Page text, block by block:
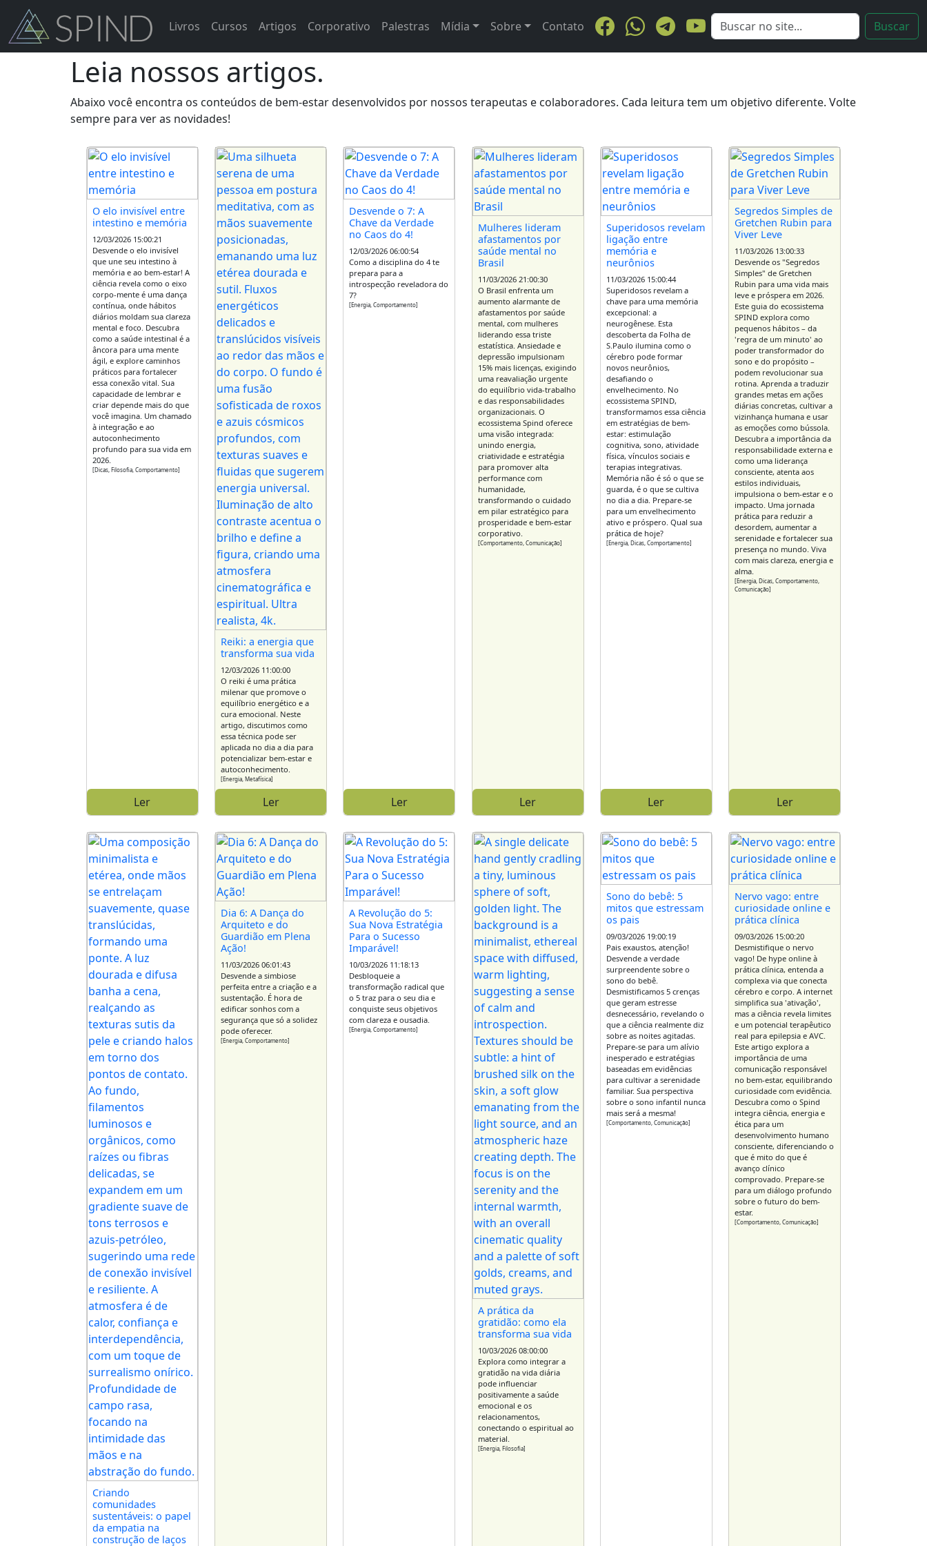
Livros Cursos Artigos Corporativo Palestras Mídia Sobre Contato
Leia nossos artigos.
Abaixo você encontra os conteúdos de bem-estar desenvolvidos por nossos terapeutas e colaboradores. Cada leitura tem um objetivo diferente. Volte
sempre para ver as novidades!
O elo invisível entre
intestino e memória
12/03/2026 15:00:21
Desvende o elo invisível
que une seu intestino à
memória e ao bem-estar! A
ciência revela como o eixo
corpo-mente é uma dança
contínua, onde hábitos
diários moldam sua clareza
mental e foco. Descubra
como a saúde intestinal é a
âncora para uma mente
ágil, e explore caminhos
práticos para fortalecer
essa conexão vital. Sua
capacidade de lembrar e
criar depende mais do que
você imagina. Um chamado
à integração e ao
autoconhecimento
profundo para sua vida em
2026.
[Dicas, Filosofia, Comportamento]
Ler
Reiki: a energia que
transforma sua vida
12/03/2026 11:00:00
O reiki é uma prática
milenar que promove o
equilíbrio energético e a
cura emocional. Neste
artigo, discutimos como
essa técnica pode ser
aplicada no dia a dia para
potencializar bem-estar e
autoconhecimento.
[Energia, Metafísica]
Ler
Desvende o 7: A
Chave da Verdade
no Caos do 4!
12/03/2026 06:00:54
Como a disciplina do 4 te
prepara para a
introspecção reveladora do
7?
[Energia, Comportamento]
Ler
Mulheres lideram
afastamentos por
saúde mental no
Brasil
11/03/2026 21:00:30
O Brasil enfrenta um
aumento alarmante de
afastamentos por saúde
mental, com mulheres
liderando essa triste
estatística. Ansiedade e
depressão impulsionam
15% mais licenças, exigindo
uma reavaliação urgente
do equilíbrio vida-trabalho
e das responsabilidades
organizacionais. O
ecossistema Spind oferece
uma visão integrada:
unindo energia,
criatividade e estratégia
para promover alta
performance com
humanidade,
transformando o cuidado
em pilar estratégico para
prosperidade e bem-estar
corporativo.
[Comportamento, Comunicação]
Ler
Superidosos revelam
ligação entre
memória e
neurônios
11/03/2026 15:00:44
Superidosos revelam a
chave para uma memória
excepcional: a
neurogênese. Esta
descoberta da Folha de
S.Paulo ilumina como o
cérebro pode formar
novos neurônios,
desafiando o
envelhecimento. No
ecossistema SPIND,
transformamos essa ciência
em estratégias de bem-
estar: estimulação
cognitiva, sono, atividade
física, vínculos sociais e
terapias integrativas.
Memória não é só o que se
guarda, é o que se cultiva
no dia a dia. Prepare-se
para um envelhecimento
ativo e próspero. Qual sua
prática de hoje?
[Energia, Dicas, Comportamento]
Ler
Segredos Simples de
Gretchen Rubin para
Viver Leve
11/03/2026 13:00:33
Desvende os "Segredos
Simples" de Gretchen
Rubin para uma vida mais
leve e próspera em 2026.
Este guia do ecossistema
SPIND explora como
pequenos hábitos – da
'regra de um minuto' ao
poder transformador do
sono e do propósito –
podem revolucionar sua
rotina. Aprenda a traduzir
grandes metas em ações
diárias concretas, cultivar a
vizinhança humana e usar
as emoções como bússola.
Descubra a importância da
responsabilidade externa e
como uma liderança
consciente, atenta aos
estilos individuais,
impulsiona o bem-estar e o
impacto. Uma jornada
prática para reduzir a
desordem, aumentar a
serenidade e fortalecer sua
presença no mundo. Viva
com mais clareza, energia e
alma.
[Energia, Dicas, Comportamento,
Comunicação]
Ler
Criando
comunidades
sustentáveis: o papel
da empatia na
construção de laços
Dia 6: A Dança do
Arquiteto e do
Guardião em Plena
Ação!
11/03/2026 06:01:43
Desvende a simbiose
perfeita entre a criação e a
sustentação. É hora de
edificar sonhos com a
segurança que só a solidez
pode oferecer.
[Energia, Comportamento]
A Revolução do 5:
Sua Nova Estratégia
Para o Sucesso
Imparável!
10/03/2026 11:18:13
Desbloqueie a
transformação radical que
o 5 traz para o seu dia e
conquiste seus objetivos
com clareza e ousadia.
[Energia, Comportamento]
A prática da
gratidão: como ela
transforma sua vida
10/03/2026 08:00:00
Explora como integrar a
gratidão na vida diária
pode influenciar
positivamente a saúde
emocional e os
relacionamentos,
conectando o espiritual ao
material.
[Energia, Filosofia]
Sono do bebê: 5
mitos que estressam
os pais
09/03/2026 19:00:19
Pais exaustos, atenção!
Desvende a verdade
surpreendente sobre o
sono do bebê.
Desmistificamos 5 crenças
que geram estresse
desnecessário, revelando o
que a ciência realmente diz
sobre as noites agitadas.
Prepare-se para um alívio
inesperado e estratégias
baseadas em evidências
para cultivar a serenidade
familiar. Sua perspectiva
sobre o sono infantil nunca
mais será a mesma!
[Comportamento, Comunicação]
Nervo vago: entre
curiosidade online e
prática clínica
09/03/2026 15:00:20
Desmistifique o nervo
vago! De hype online à
prática clínica, entenda a
complexa via que conecta
cérebro e corpo. A internet
simplifica sua 'ativação',
mas a ciência revela limites
e um potencial terapêutico
real para epilepsia e AVC.
Este artigo explora a
importância de uma
comunicação responsável
no bem-estar, equilibrando
curiosidade com evidência.
Descubra como o Spind
integra ciência, energia e
ética para um
desenvolvimento humano
consciente, diferenciando o
que é mito do que é
avanço clínico
comprovado. Prepare-se
para um diálogo profundo
sobre o futuro do bem-
estar.
[Comportamento, Comunicação]